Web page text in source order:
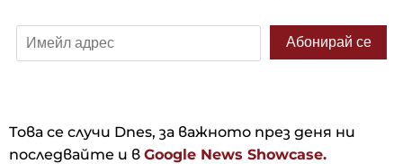
Това се случи Dnes, за важното през деня ни
последвайте и в Google News Showcase.